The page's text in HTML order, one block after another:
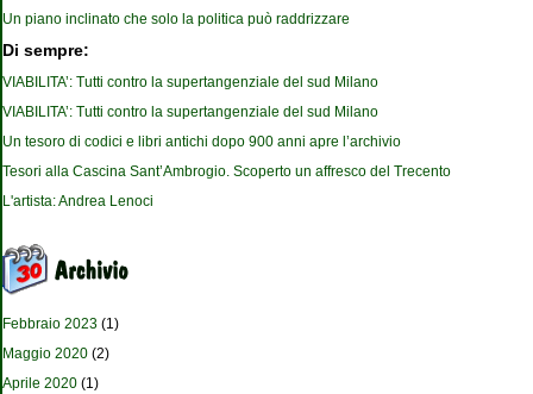
Un piano inclinato che solo la politica può raddrizzare
Di sempre:
VIABILITA’: Tutti contro la supertangenziale del sud Milano
VIABILITA’: Tutti contro la supertangenziale del sud Milano
Un tesoro di codici e libri antichi dopo 900 anni apre l’archivio
Tesori alla Cascina Sant’Ambrogio. Scoperto un affresco del Trecento
L'artista: Andrea Lenoci
Febbraio 2023 (1)
Maggio 2020 (2)
Aprile 2020 (1)